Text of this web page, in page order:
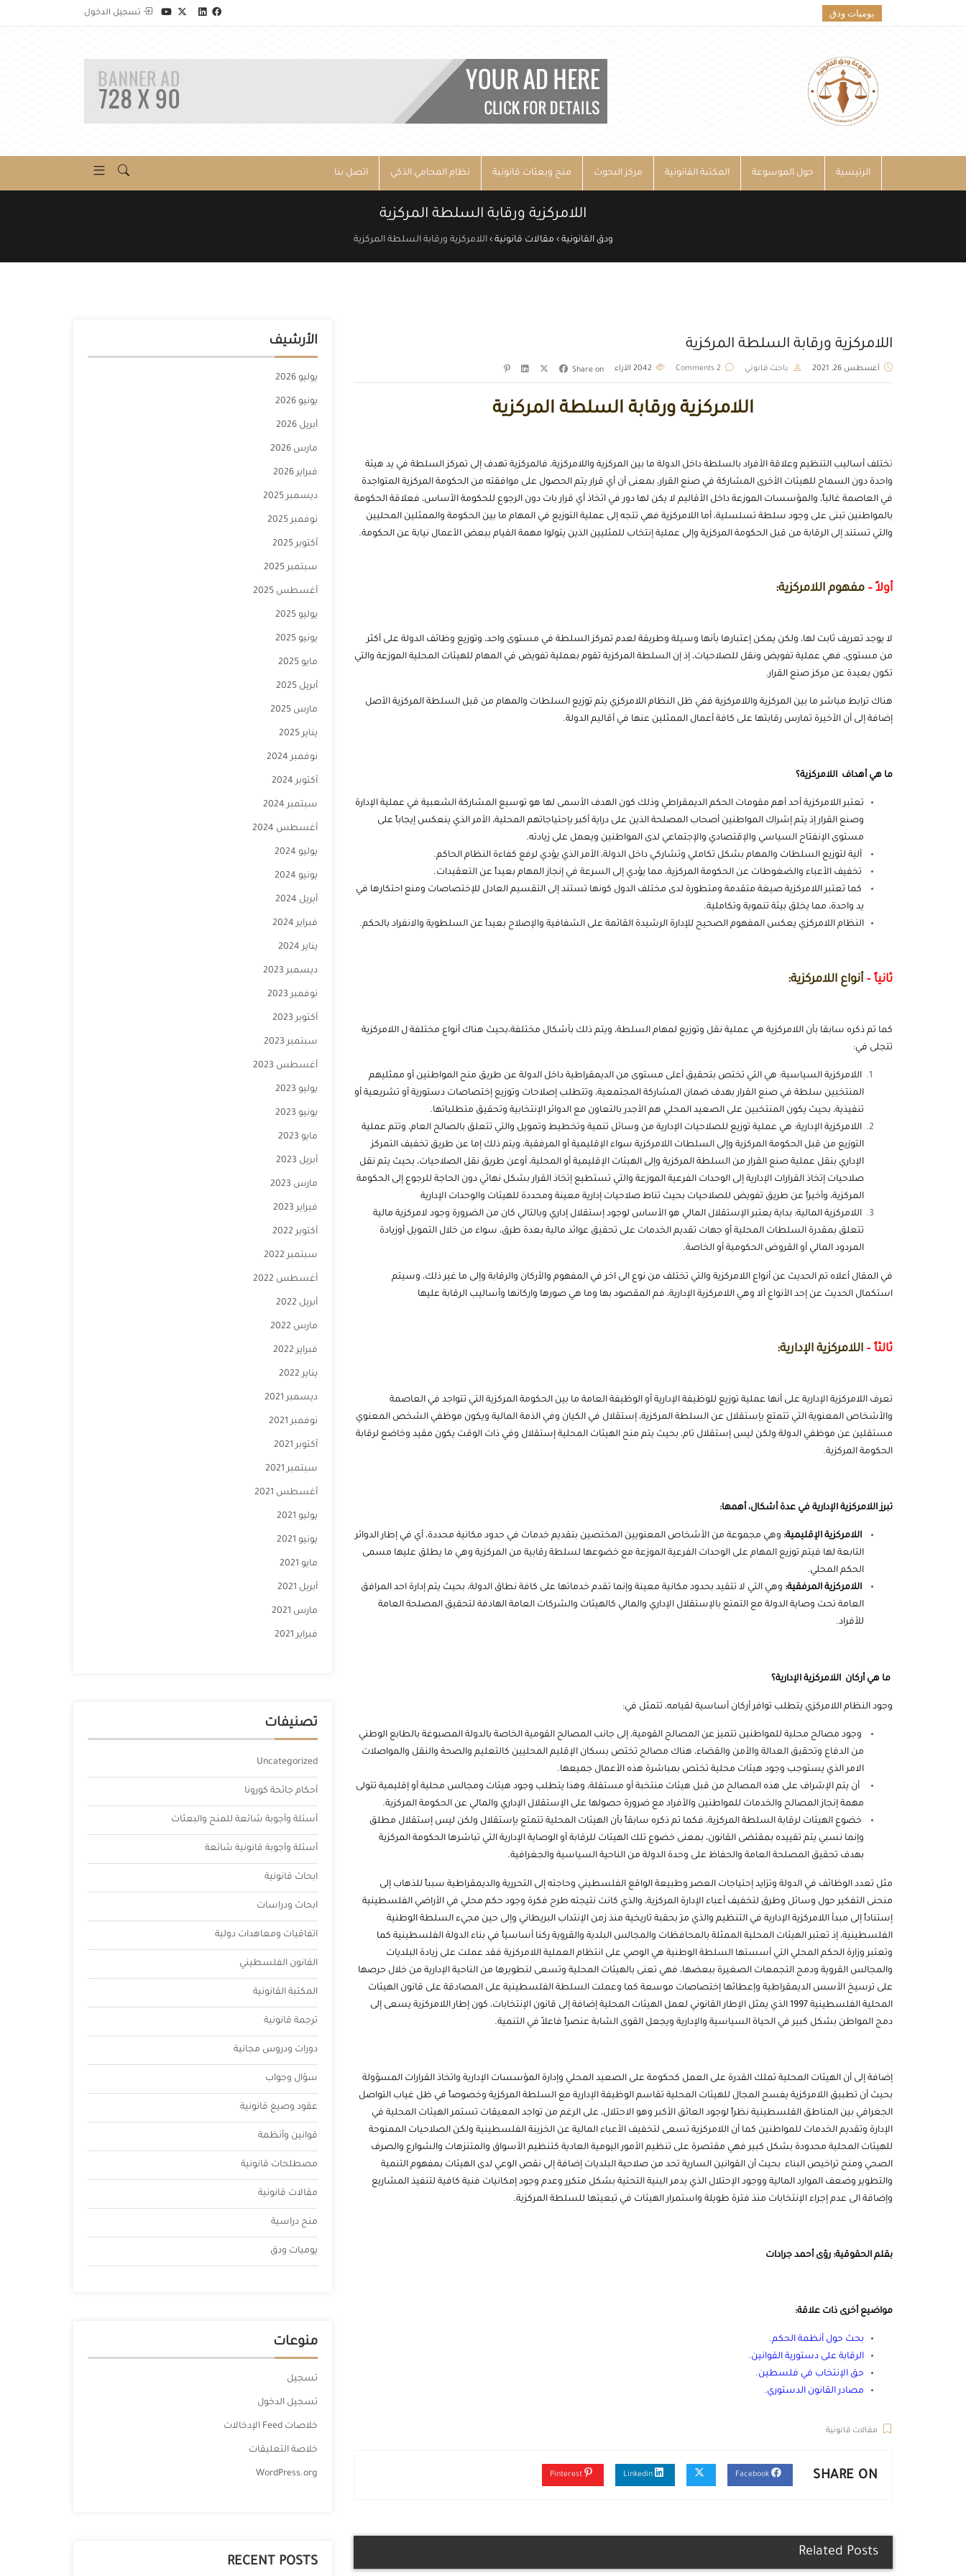
يوميات ودق تسجيل الدخول
الرئيسية حول الموسوعة المكتبة القانونية مركز البحوث منح وبعثات قانونية نظام المحامي الذكي اتصل بنا
اللامركزية ورقابة السلطة المركزية
ودق القانونية › مقالات قانونية ›اللامركزية ورقابة السلطة المركزية
اللامركزية ورقابة السلطة المركزية
أغسطس 26, 2021 باحث قانوني 2 Comments الآراء Share on
اللامركزية ورقابة السلطة المركزية
تختلف أساليب التنظيم وعلاقة الأفراد بالسلطة داخل الدولة ما بين المركزية واللامركزية، فالمركزية تهدف إلى تمركز السلطة في يد هيئة
واحدة دون السماح للهيئات الأخرى المشاركة في صنع القرار، بمعنى أن أي قرار يتم الحصول على موافقته من الحكومة المركزية المتواجدة
في العاصمة غالباً، والمؤسسات الموزعة داخل الأقاليم لا يكن لها دور في اتخاذ أي قرار بات دون الرجوع للحكومة الأساس، فعلاقة الحكومة
بالمواطنين تبنى على وجود سلطة تسلسلية، أما اللامركزية فهي تتجه إلى عملية التوزيع في المهام ما بين الحكومة والممثلين المحليين
والتي تستند إلى الرقابة من قبل الحكومة المركزية وإلى عملية إنتخاب للمثليين الذين يتولوا مهمة القيام ببعض الأعمال نيابة عن الحكومة.
أولاً – مفهوم اللامركزية:
لا يوجد تعريف ثابت لها، ولكن يمكن إعتبارها بأنها وسيلة وطريقة لعدم تمركز السلطة في مستوى واحد، وتوزيع وظائف الدولة على أكثر
من مستوى، فهي عملية تفويض ونقل للصلاحيات، إذ إن السلطة المركزية تقوم بعملية تفويض في المهام للهيئات المحلية الموزعة والتي
تكون بعيدة عن مركز صنع القرار.
هناك ترابط مباشر ما بين المركزية واللامركزية ففي ظل النظام اللامركزي يتم توزيع السلطات والمهام من قبل السلطة المركزية الأصل
إضافة إلى أن الأخيرة تمارس رقابتها على كافة أعمال الممثلين عنها في أقاليم الدولة.
ما هي أهداف اللامركزية؟
تعتبر اللامركزية أحد أهم مقومات الحكم الديمقراطي وذلك كون الهدف الأسمى لها هو توسيع المشاركة الشعبية في عملية الإدارة
وصنع القرار إذ يتم إشراك المواطنين أصحاب المصلحة الذين على دراية أكبر بإحتياجاتهم المحلية، الأمر الذي ينعكس إيجاباً على
مستوى الإنفتاح السياسي والإقتصادي والإجتماعي لدى المواطنين ويعمل على زيادته.
ألية لتوزيع السلطات والمهام بشكل تكاملي وتشاركي داخل الدولة، الأمر الذي يؤدي لرفع كفاءة النظام الحاكم.
تخفيف الأعباء والضغوطات عن الحكومة المركزية، مما يؤدي إلى السرعة في إنجاز المهام بعيداً عن التعقيدات.
كما تعتبر اللامركزية صيغة متقدمة ومتطورة لدى مختلف الدول كونها تستند إلى التقسيم العادل للإختصاصات ومنع احتكارها في
يد واحدة، مما يخلق بيئة تنموية وتكاملية.
النظام اللامركزي يعكس المفهوم الصحيح للإدارة الرشيدة القائمة على الشفافية والإصلاح بعيداً عن السلطوية والانفراد بالحكم.
ثانياً – أنواع اللامركزية:
كما تم ذكره سابقا بأن اللامركزية هي عملية نقل وتوزيع لمهام السلطة، ويتم ذلك بأشكال مختلفة،بحيث هناك أنواع مختلفة ل اللامركزية
تتجلى في:
اللامركزية السياسية: هي التي تختص بتحقيق أعلى مستوى من الديمقراطية داخل الدولة عن طريق منح المواطنين أو ممثليهم
المنتخبين سلطة في صنع القرار بهدف ضمان المشاركة المجتمعية، وتتطلب إصلاحات وتوزيع إختصاصات دستورية أو تشريعية أو
تنفيذية، بحيث يكون المنتخبين على الصعيد المحلي هم الأجدر بالتعاون مع الدوائر الإنتخابية وتحقيق متطلباتها.
اللامركزية الإدارية: هي عملية توزيع للصلاحيات الإدارية من وسائل تنمية وتخطيط وتمويل والتي تتعلق بالصالح العام، وتتم عملية
التوزيع من قبل الحكومة المركزية وإلى السلطات اللامركزية سواء الإقليمية أو المرفقية، ويتم ذلك إما عن طريق تخفيف التمركز
الإداري بنقل عملية صنع القرار من السلطة المركزية وإلى الهيئات الإقليمية أو المحلية، أوعن طريق نقل الصلاحيات، بحيث يتم نقل
صلاحيات إتخاذ القرارات الإدارية إلى الوحدات الفرعية الموزعة والتي تستطيع إتخاذ القرار بشكل نهائي دون الحاجة للرجوع إلى الحكومة
المركزية، وأخيراً عن طريق تفويض للصلاحيات بحيث تناط صلاحيات إدارية معينة ومحددة للهيئات والوحدات الإدارية
اللامركزية المالية: بداية يعتبر الإستقلال المالي هو الأساس لوجود إستقلال إداري وبالتالي كان من الضرورة وجود لامركزية مالية
تتعلق بمقدرة السلطات المحلية أو جهات تقديم الخدمات على تحقيق عوائد مالية بعدة طرق، سواء من خلال التمويل أوزيادة
المردود المالي أو القروض الحكومية أو الخاصة.
في المقال أعلاه تم الحديث عن أنواع اللامركزية والتي تختلف من نوع الى اخر في المفهوم والأركان والرقابة وإلى ما غير ذلك، وسيتم
استكمال الحديث عن إحد الأنواع ألا وهي اللامركزية الإدارية، فم المقصود بها وما هي صورها واركانها وأساليب الرقابة عليها
ثالثاً – اللامركزية الإدارية:
تعرف اللامركزية الإدارية على أنها عملية توزيع للوظيفة الإدارية أو الوظيفة العامة ما بين الحكومة المركزية التي تتواجد في العاصمة
والأشخاص المعنوية التي تتمتع بإستقلال عن السلطة المركزية، إستقلال في الكيان وفي الذمة المالية ويكون موظفي الشخص المعنوي
مستقلين عن موظفي الدولة ولكن ليس إستقلال تام، بحيث يتم منح الهيئات المحلية إستقلال وفي ذات الوقت يكون مقيد وخاضع لرقابة
الحكومة المركزية.
تبرز اللامركزية الإدارية في عدة أشكال، أهمها:
اللامركزية الإقليمية: وهي مجموعة من الأشخاص المعنويين المختصين بتقديم خدمات في حدود مكانية محددة، أي في إطار الدوائر
التابعة لها فيتم توزيع المهام على الوحدات الفرعية الموزعة مع خضوعها لسلطة رقابية من المركزية وهي ما يطلق عليها مسمى
الحكم المحلي.
اللامركزية المرفقية: وهي التي لا تتقيد بحدود مكانية معينة وإنما تقدم خدماتها على كافة نطاق الدولة، بحيث يتم إدارة احد المرافق
العامة تحت وصاية الدولة مع التمتع بالإستقلال الإداري والمالي كالهيئات والشركات العامة الهادفة لتحقيق المصلحة العامة
للأفراد.
ما هي أركان اللامركزية الإدارية؟
وجود النظام اللامركزي يتطلب توافر أركان أساسية لقيامه، تتمثل في:
وجود مصالح محلية للمواطنين تتميز عن المصالح القومية، إلى جانب المصالح القومية الخاصة بالدولة المصبوغة بالطابع الوطني
من الدفاع وتحقيق العدالة والأمن والقضاء، هناك مصالح تختص بسكان الإقليم المحليين كالتعليم والصحة والنقل والمواصلات
الامر الذي يستوجب وجود هيئات محلية تختص بمباشرة هذه الأعمال جميعها.
أن يتم الإشراف على هذه المصالح من قبل هيئات منتخبة أو مستقلة، وهذا يتطلب وجود هيئات ومجالس محلية أو إقليمية تتولى
مهمة إنجاز المصالح والخدمات للمواطنين والأفراد مع ضرورة حصولها على الإستقلال الإداري والمالي عن الحكومة المركزية.
خضوع الهيئات لرقابة السلطة المركزية، فكما تم ذكره سابقاً بأن الهيئات المحلية تتمتع بإستقلال ولكن ليس إستقلال مطلق
وإنما نسبي يتم تقييده بمقتضى القانون، بمعنى خضوع تلك الهيئات للرقابة أو الوصاية الإدارية التي تباشرها الحكومة المركزية
بهدف تحقيق المصلحة العامة والحفاظ على وحدة الدولة من الناحية السياسية والجغرافية.
مثل تعدد الوظائف في الدولة وتزايد إحتياجات العصر وطبيعة الواقع الفلسطيني وحاجته إلى التحررية والديمقراطية سبباً للذهاب إلى
منحنى التفكير حول وسائل وطرق لتخفيف أعباء الإدارة المركزية، والذي كانت نتيجته طرح فكرة وجود حكم محلي في الأراضي الفلسطينية
إستناداً إلى مبدأ اللامركزية الإدارية في التنظيم والذي مرَ بحقبة تاريخية منذ زمن الإنتداب البريطاني وإلى حين مجيء السلطة الوطنية
الفلسطينية، إذ تعتبر الهيئات المحلية الممثلة بالمحافظات والمجالس البلدية والقروية ركنا أساسياً في بناء الدولة الفلسطينية كما
وتعتبر وزارة الحكم المحلي التي أسستها السلطة الوطنية هي الوصي على انتظام العملية اللامركزية فقد عملت على زيادة البلديات
والمجالس القروية ودمج التجمعات الصغيرة ببعضها، فهي تعنى بالهيئات المحلية وتسعى لتطويرها من الناحية الإدارية من خلال حرصها
على ترسيخ الأسس الديمقراطية وإعطائها إختصاصات موسعة كما وعملت السلطة الفلسطينية على المصادقة على قانون الهيئات
المحلية
الفلسطينية 1997 الذي يمثل الإطار القانوني لعمل الهيئات المحلية إضافة إلى قانون الإنتخابات، كون إطار اللامركزية يسعى إلى
دمج المواطن بشكل كبير في الحياة السياسية والإدارية ويجعل القوى الشابة عنصراً فاعلاً في التنمية.
إضافة إلى أن الهيئات المحلية تملك القدرة على العمل كحكومة على الصعيد المحلي وإدارة المؤسسات الإدارية واتخاذ القرارات المسؤولة
بحيث أن تطبيق اللامركزية يفسح المجال للهيئات المحلية تقاسم الوظيفة الإدارية مع السلطة المركزية وخصوصاً في ظل غياب التواصل
الجغرافي بين المناطق الفلسطينية نظراً لوجود العائق الأكبر وهو الاحتلال، على الرغم من تواجد المعيقات تستمر الهيئات المحلية في
الإدارة وتقديم الخدمات للمواطنين كما أن اللامركزية تسعى لتخفيف الأعباء المالية عن الخزينة الفلسطينية ولكن الصلاحيات الممنوحة
للهيئات المحلية محدودة بشكل كبير فهي مقتصرة على تنظيم الأمور اليومية العادية كتنظيم الأسواق والمتنزهات والشوارع والصرف
الصحي ومنح تراخيص البناء بحيث أن القوانين السارية تحد من صلاحية البلديات إضافة إلى نقص الوعي لدى الهيئات بمفهوم التنمية
والتطوير وضعف الموارد المالية ووجود الإحتلال الذي يدمر البنية التحتية بشكل متكرر وعدم وجود إمكانيات فنية كافية لتنفيذ المشاريع
وإضافة الى عدم إجراء الإنتخابات منذ فترة طويلة واستمرار الهيئات في تبعيتها للسلطة المركزية.
بقلم الحقوقية: رؤى أحمد جرادات
مواضيع أخرى ذات علاقة:
بحث حول أنظمة الحكم.
الرقابة على دستورية القوانين.
حق الإنتخاب في فلسطين.
مصادر القانون الدستوري.
مقالات قانونية
SHARE ON
Related Posts
الأرشيف
يوليو 2026
يونيو 2026
أبريل 2026
مارس 2026
فبراير 2026
ديسمبر 2025
نوفمبر 2025
أكتوبر 2025
سبتمبر 2025
أغسطس 2025
يوليو 2025
يونيو 2025
مايو 2025
أبريل 2025
مارس 2025
يناير 2025
نوفمبر 2024
أكتوبر 2024
سبتمبر 2024
أغسطس 2024
يوليو 2024
يونيو 2024
أبريل 2024
فبراير 2024
يناير 2024
ديسمبر 2023
نوفمبر 2023
أكتوبر 2023
سبتمبر 2023
أغسطس 2023
يوليو 2023
يونيو 2023
مايو 2023
أبريل 2023
مارس 2023
فبراير 2023
أكتوبر 2022
سبتمبر 2022
أغسطس 2022
أبريل 2022
مارس 2022
فبراير 2022
يناير 2022
ديسمبر 2021
نوفمبر 2021
أكتوبر 2021
سبتمبر 2021
أغسطس 2021
يوليو 2021
يونيو 2021
مايو 2021
أبريل 2021
مارس 2021
فبراير 2021
تصنيفات
Uncategorized
أحكام جائحة كورونا
أسئلة وأجوبة شائعة للمنح والبعثات
أسئلة وأجوبة قانونية شائعة
ابحاث قانونية
ابحاث ودراسات
اتفاقيات ومعاهدات دولية
القانون الفلسطيني
المكتبة القانونية
ترجمة قانونية
دورات ودروس مجانية
سؤال وجواب
عقود وصيغ قانونية
قوانين وأنظمة
مصطلحات قانونية
مقالات قانونية
منح دراسية
يوميات ودق
منوعات
تسجيل
تسجيل الدخول
خلاصات Feed الإدخالات
خلاصة التعليقات
WordPress.org
RECENT POSTS